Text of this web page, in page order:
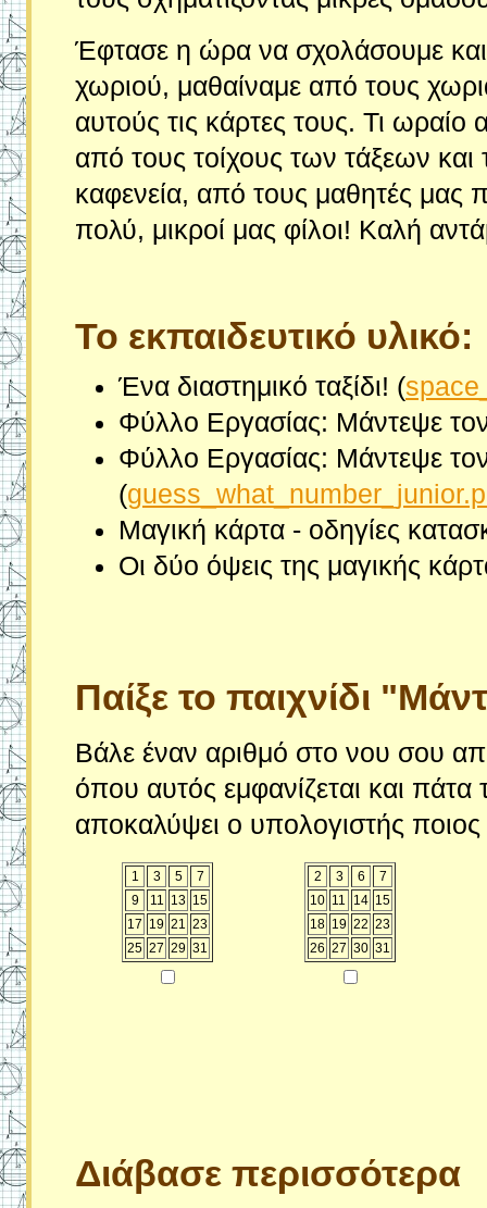
Έφτασε η ώρα να σχολάσουμε
χωριού, μαθαίναμε από τους
αυτούς τις κάρτες τους. Τι
από τους τοίχους των τάξεων και
καφενεία, από τους μαθητές μας
πολύ, μικροί μας φίλοι! Καλή
Το εκπαιδευτικό υλικό:
Ένα διαστημικό ταξίδι! (
Φύλλο Εργασίας: Μάντεψε
Φύλλο Εργασίας: Μάντεψε
(
Μαγική κάρτα - οδηγίες
Οι δύο όψεις της μαγικής
Παίξε το παιχνίδι
Βάλε έναν αριθμό στο νου σου
όπου αυτός εμφανίζεται και
αποκαλύψει ο υπολογιστής
1 3 5
7
9
11 13 15
17 19 21 23
25 27 29 31
2 3 6
7
10 11 14 15
18 19 22 23
26 27 30 31
Διάβασε περισσότερα